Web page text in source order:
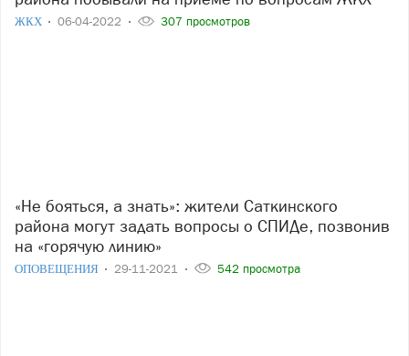
ЖКХ 06-04-2022 307 просмотров
«Не бояться, а знать»: жители Саткинского
района могут задать вопросы о СПИДе, позвонив
на «горячую линию»
ОПОВЕЩЕНИЯ 29-11-2021 542 просмотра